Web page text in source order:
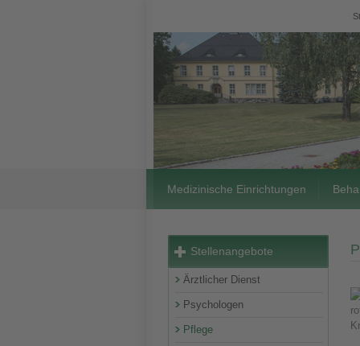
Medizinische Einrichtungen
Stellenangebote
Ärztlicher Dienst
Psychologen
Pflege